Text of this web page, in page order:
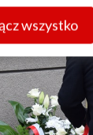
wszystko